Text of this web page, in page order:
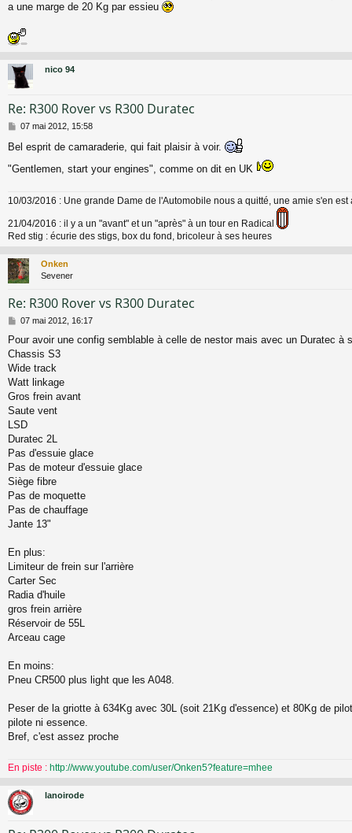
a une marge de 20 Kg par essieu
nico 94
Re: R300 Rover vs R300 Duratec
M
s
a
e
07 mai 2012, 15:58
Bel esprit de camaraderie, qui fait plaisir à voir.
"Gentlemen, start your engines", comme on dit en UK
10/03/2016 : Une grande Dame de l'Automobile nous a quitté, une amie s'en est
21/04/2016 : il y a un "avant" et un "après" à un tour en Radical
Red stig : écurie des stigs, box du fond, bricoleur à ses heures
Onken
Sevener
Re: R300 Rover vs R300 Duratec
M
s
s
a
g
07 mai 2012, 16:17
Pour avoir une config semblable à celle de nestor mais avec un Duratec à
Chassis S3
Wide track
Watt linkage
Gros frein avant
Saute vent
LSD
Duratec 2L
Pas d'essuie glace
Pas de moteur d'essuie glace
Siège fibre
Pas de moquette
Pas de chauffage
Jante 13"
En plus:
Limiteur de frein sur l'arrière
Carter Sec
Radia d'huile
gros frein arrière
Réservoir de 55L
Arceau cage
En moins:
Pneu CR500 plus light que les A048.
Peser de la griotte à 634Kg avec 30L (soit 21Kg d'essence) et 80Kg de
pilote ni essence.
Bref, c'est assez proche
En piste : http://www.youtube.com/user/Onken5?feature=mhee
lanoirode